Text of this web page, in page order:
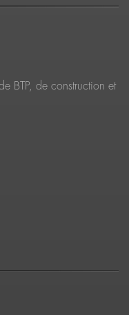
BTP, de construction et